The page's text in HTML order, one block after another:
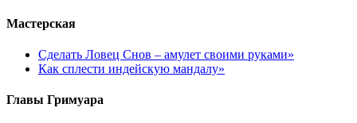
Мастерская
Сделать Ловец Снов – амулет своими руками»
Как сплести индейскую мандалу»
Главы Гримуара